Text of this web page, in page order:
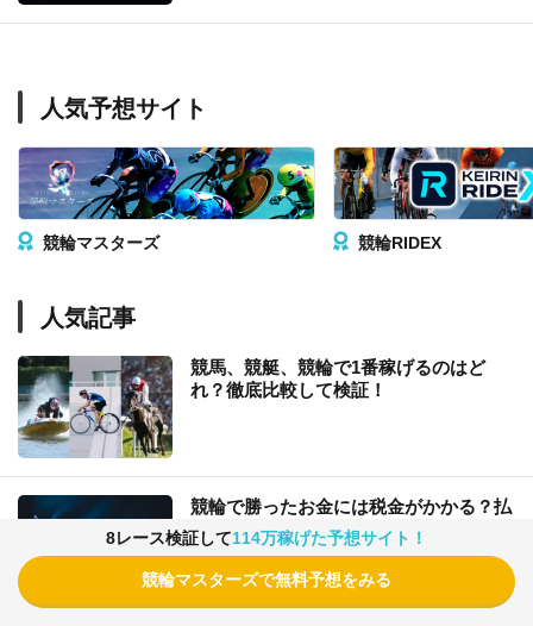
人気予想サイト
競輪マスターズ 競輪RIDEX
人気記事
競馬、競艇、競輪で1番稼げるのはど
れ？徹底比較して検証！
競輪で勝ったお金には税金がかかる？払
わないとバレる？
8レース検証して114万稼げた予想サイト！
競輪マスターズで無料予想をみる